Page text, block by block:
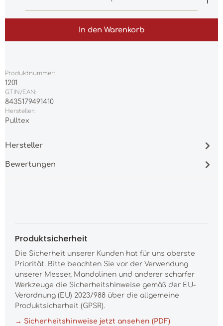
In den Warenkorb
Produktnummer:
1201
GTIN/EAN:
8435179491410
Hersteller:
Pulltex
Hersteller
Bewertungen
Produktsicherheit
Die Sicherheit unserer Kunden hat für uns oberste
Priorität. Bitte beachten Sie vor der Verwendung
unserer Messer, Mandolinen und anderer scharfer
Werkzeuge die Sicherheitshinweise gemäß der EU-
Verordnung (EU) 2023/988 über die allgemeine
Produktsicherheit (GPSR).
→ Sicherheitshinweise jetzt ansehen (PDF)